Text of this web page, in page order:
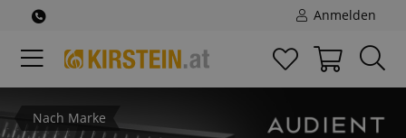
Anmelden
Nach Marke